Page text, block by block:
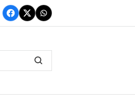
Facebook
TwitterWhatsApp